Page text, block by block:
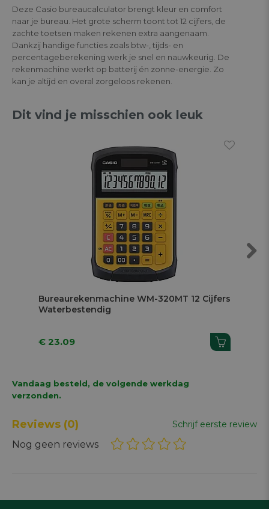
Deze Casio bureaucalculator brengt kleur en comfort
naar je bureau. Het grote scherm toont tot 12 cijfers, de
zachte toetsen maken rekenen extra aangenaam.
Dankzij handige functies zoals btw-, tijds- en
percentageberekening werk je snel en nauwkeurig. De
rekenmachine werkt op batterij én zonne-energie. Zo
kan je altijd en overal zorgeloos rekenen.
Dit vind je misschien ook leuk
Bureaurekenmachine WM-320MT 12 Cijfers
Waterbestendig
€ 23.09
Vandaag besteld, de volgende werkdag
verzonden.
Reviews (0) Schrijf eerste review
Nog geen reviews